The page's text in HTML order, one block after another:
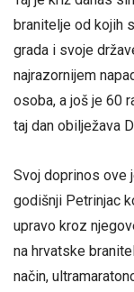
branitelje od kojih
grada i svoje
najrazornijem
osoba, a još je 60
taj dan obilježava
Svoj doprinos ove
godišnji Petrinjac
upravo kroz
na hrvatske
način,